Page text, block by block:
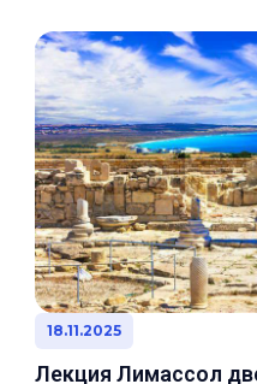
18.11.2025
Лекция Лимассол